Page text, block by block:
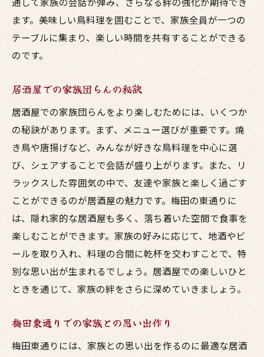
ます。美味しい鳥料理を囲むことで、家族全員が一つの
テーブルに集まり、楽しい時間を共有することができる
のです。
居酒屋での家族団らんの秘訣
居酒屋での家族団らんをより楽しむためには、いくつか
の秘訣があります。まず、メニュー選びが重要です。焼
き鳥や唐揚げなど、みんなが好きな鳥料理を中心に選
び、シェアすることで会話が盛り上がります。また、リ
ラックスした雰囲気の中で、友達や家族と楽しく過ごす
ことができるのが居酒屋の魅力です。梅田の東通りに
は、隠れ家的な居酒屋も多く、落ち着いた空間で食事を
楽しむことができます。家族の好みに応じて、地酒やビ
ールを取り入れ、料理の合間に乾杯を交わすことで、特
別な思い出が生まれるでしょう。居酒屋での楽しいひと
ときを通じて、家族の絆をさらに深めていきましょう。
梅田東通りでの家族との思い出作り
梅田東通りには、家族との思い出を作るのに最適な居酒